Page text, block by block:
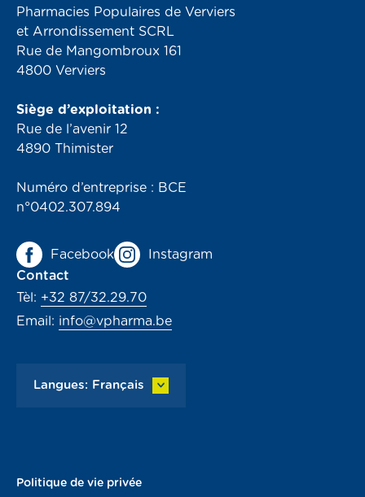
Pharmacies Populaires de Verviers
et Arrondissement SCRL
Rue de Mangombroux 161
4800 Verviers
Siège d’exploitation :
Rue de l’avenir 12
4890 Thimister
Numéro d’entreprise : BCE
n°0402.307.894
Facebook
Instagram
Contact
Tèl: +32 87/32.29.70
Email: info@vpharma.be
Langues: Français
Politique de vie privée